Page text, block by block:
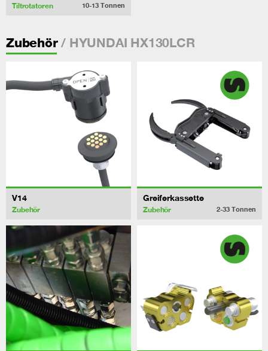
Tiltrotatoren 10-13 Tonnen
Zubehör/ HYUNDAI HX130LCR
V14
Zubehör
Greiferkassette
Zubehör 2-33 Tonnen